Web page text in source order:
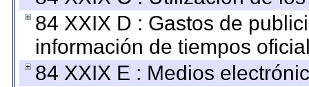
84 XXIX D : Gastos de
información de tiempos
84 XXIX E : Medios